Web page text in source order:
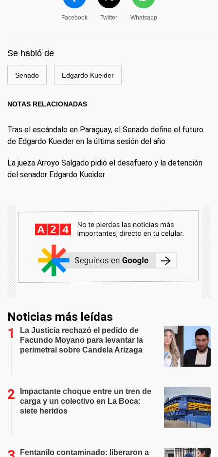
Facebook Twitter Whatsapp
Se habló de
Senado Edgardo Kueider
NOTAS RELACIONADAS
Tras el escándalo en Paraguay, el Senado define el futuro
de Edgardo Kueider en la última sesión del año
La jueza Arroyo Salgado pidió el desafuero y la detención
del senador Edgardo Kueider
Noticias más leídas
La Justicia rechazó el pedido de
Facundo Moyano para levantar la
perimetral sobre Candela Arizaga
Impactante choque entre un tren de
carga y un colectivo en La Boca:
siete heridos
Fentanilo contaminado: liberaron a